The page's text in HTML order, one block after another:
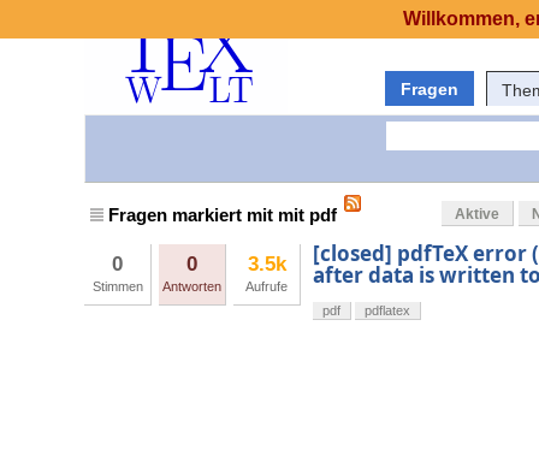
Fragen
Fragen markiert mit mit pdf Aktive
0
Stimmen
0
Antworten
3.5k
Aufrufe
[closed] pdfTeX error
after data is written
pdf pdflatex
Willkommen,